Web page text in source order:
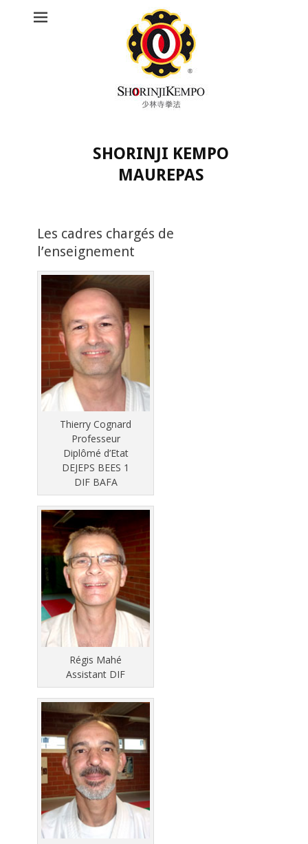
SHORINJI KEMPO
MAUREPAS
Les cadres chargés de
l’enseignement
Thierry Cognard
Professeur
Diplômé d’Etat
DEJEPS BEES 1
DIF BAFA
Régis Mahé
Assistant DIF